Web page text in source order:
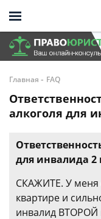
Главная - FAQ
алкоголя для
для инвалида 2
СКАЖИТЕ. У меня
квартире и
инвалид ВТОРОЙ